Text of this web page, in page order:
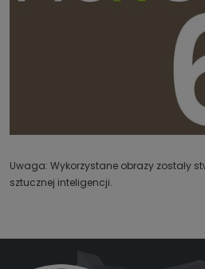
Uwaga: Wykorzystane obrazy zostały
sztucznej inteligencji.